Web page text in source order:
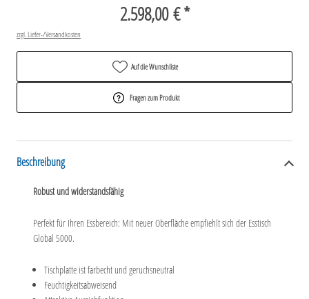
2.598,00 € *
zzgl. Liefer-/Versandkosten
Auf die Wunschliste
Fragen zum Produkt
Beschreibung
Robust und widerstandsfähig
Perfekt für Ihren Essbereich: Mit neuer Oberfläche empfiehlt sich der Esstisch
Global 5000.
Tischplatte ist farbecht und geruchsneutral
Feuchtigkeitsabweisend